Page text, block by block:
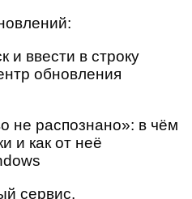
и ввести в строку
обновления
сервис.